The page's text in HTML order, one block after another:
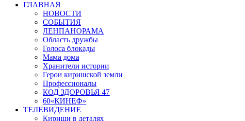
ГЛАВНАЯ
НОВОСТИ
СОБЫТИЯ
ЛЕНПАНОРАМА
Область дружбы
Голоса блокады
Мама дома
Хранители истории
Герои киришской земли
Профессионалы
КОД ЗДОРОВЬЯ 47
60«КИНЕФ»
ТЕЛЕВИДЕНИЕ
Кириши в деталях